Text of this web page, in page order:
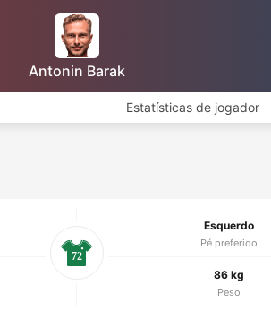
Antonin Barak
Estatísticas de jogador
Esquerdo
Pé preferido
86 kg
Peso
72